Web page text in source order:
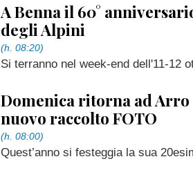
A Benna il 60°
degli Alpini
(h. 08:20)
Si terranno nel week-end dell'11-12
Domenica ritorna ad Arro
nuovo raccolto FOTO
(h. 08:00)
Quest’anno si festeggia la sua